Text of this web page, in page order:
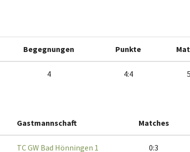
Begegnungen Punkte
4 4:4
Gastmannschaft Matches
TC GW Bad Hönningen 1 0:3